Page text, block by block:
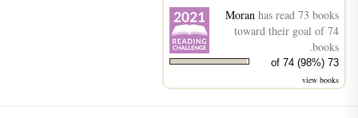
Moran has read 73 books
toward their goal of 74
books.
73 of 74 (98%)
view books